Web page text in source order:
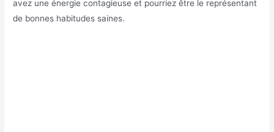
avez une énergie contagieuse et pourriez être le représentant
de bonnes habitudes saines.